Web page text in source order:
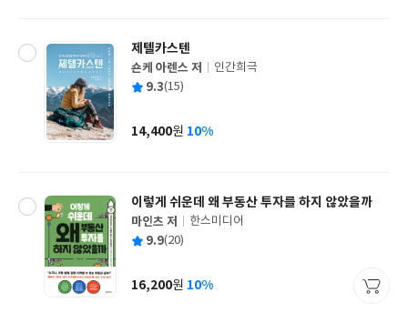
제텔카스텐
글
쓴
숀케 아렌스 저
출
사
인간희극
평 9.3(15)
가
14,400원 10%
이렇게 쉬운데 왜 부동산 투자를 하지 않았을까
글
쓴
마인츠 저
출
사
한스미디어
평 9.9(20)
가
16,200원 10%